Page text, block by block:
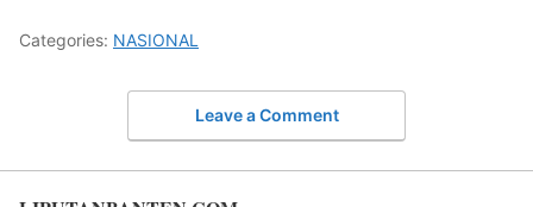
Categories: NASIONAL
Leave a Comment